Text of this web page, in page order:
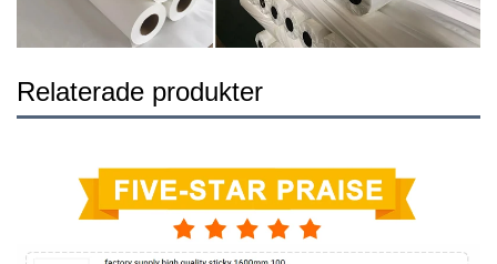
Relaterade produkter